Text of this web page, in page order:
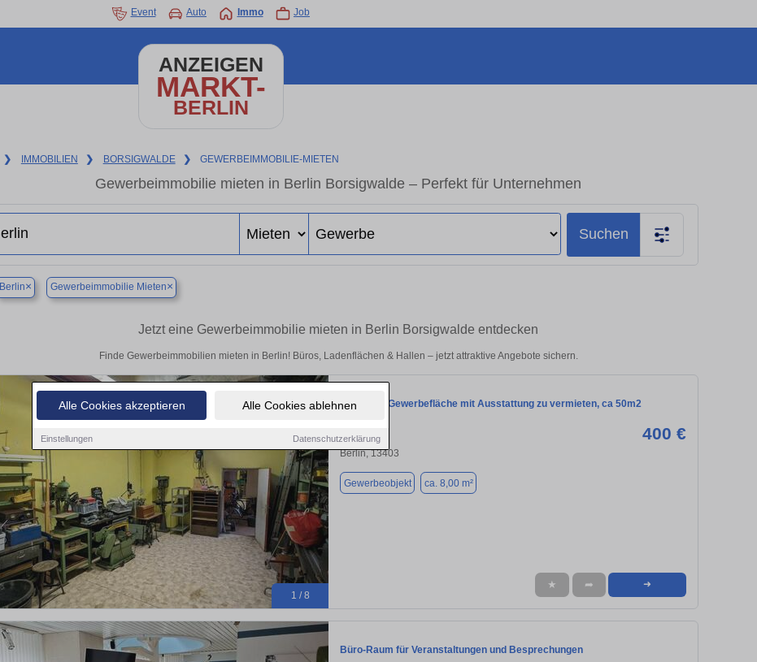
Alle Cookies akzeptieren Alle Cookies ablehnen
Einstellungen Datenschutzerklärung
Event Auto Immo Job
ANZEIGEN
MARKT-
BERLIN
❯ IMMOBILIEN ❯ BORSIGWALDE ❯ GEWERBEIMMOBILIE-MIETEN
Gewerbeimmobilie mieten in Berlin Borsigwalde – Perfekt für Unternehmen
Suchen
Berlin× Gewerbeimmobilie Mieten×
Jetzt eine Gewerbeimmobilie mieten in Berlin Borsigwalde entdecken
Finde Gewerbeimmobilien mieten in Berlin! Büros, Ladenflächen & Hallen – jetzt attraktive Angebote sichern.
1 / 8
Werkstatt Gewerbefläche mit Ausstattung zu vermieten, ca 50m2
400 €
Berlin, 13403
Gewerbeobjekt ca. 8,00 m²
★ ➦ ➜
Büro-Raum für Veranstaltungen und Besprechungen